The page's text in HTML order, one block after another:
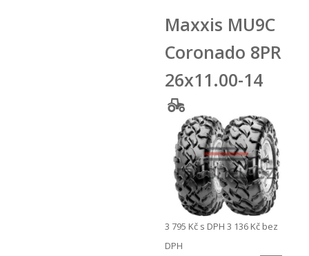
Maxxis MU9C
Coronado 8PR
26x11.00-14
3 795 Kč s DPH 3 136 Kč bez
DPH